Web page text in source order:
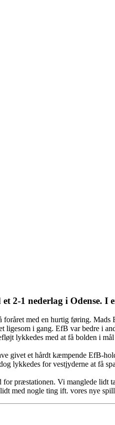
2-1 nederlag i Odense.
foråret med en hurtig føring.
ligesom i gang. EfB var bedre i
lykkedes med at få bolden i
givet et hårdt kæmpende EfB-
lykkedes for vestjyderne at få
præstationen. Vi manglede
med nogle ting ift. vores nye